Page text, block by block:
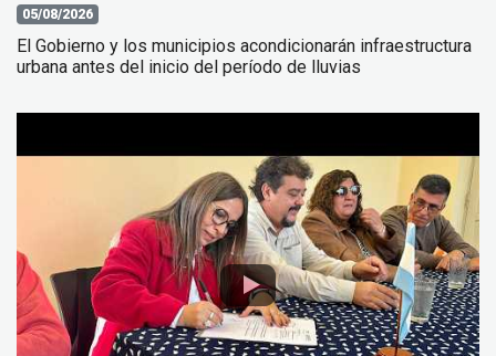
05/08/2026
El Gobierno y los municipios acondicionarán infraestructura
urbana antes del inicio del período de lluvias